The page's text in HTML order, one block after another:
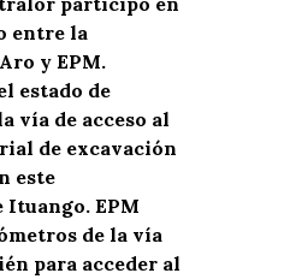
entre la
y EPM.
estado de
vía de acceso al
de excavación
este
EPM
de la vía
para acceder al